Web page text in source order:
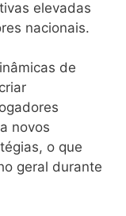
elevadas
nacionais.
de
novos
o que
geral durante